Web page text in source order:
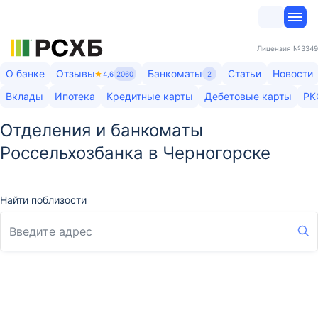
Лицензия №3349
О банке Отзывы 4,6 2060 Банкоматы 2 Статьи
Новости
Вклады
Ипотека Кредитные карты Дебетовые карты
Отделения и банкоматы
Россельхозбанка в Черногорске
Найти поблизости